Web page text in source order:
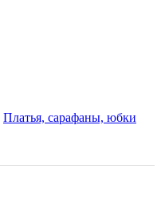
Платья, сарафаны, юбки